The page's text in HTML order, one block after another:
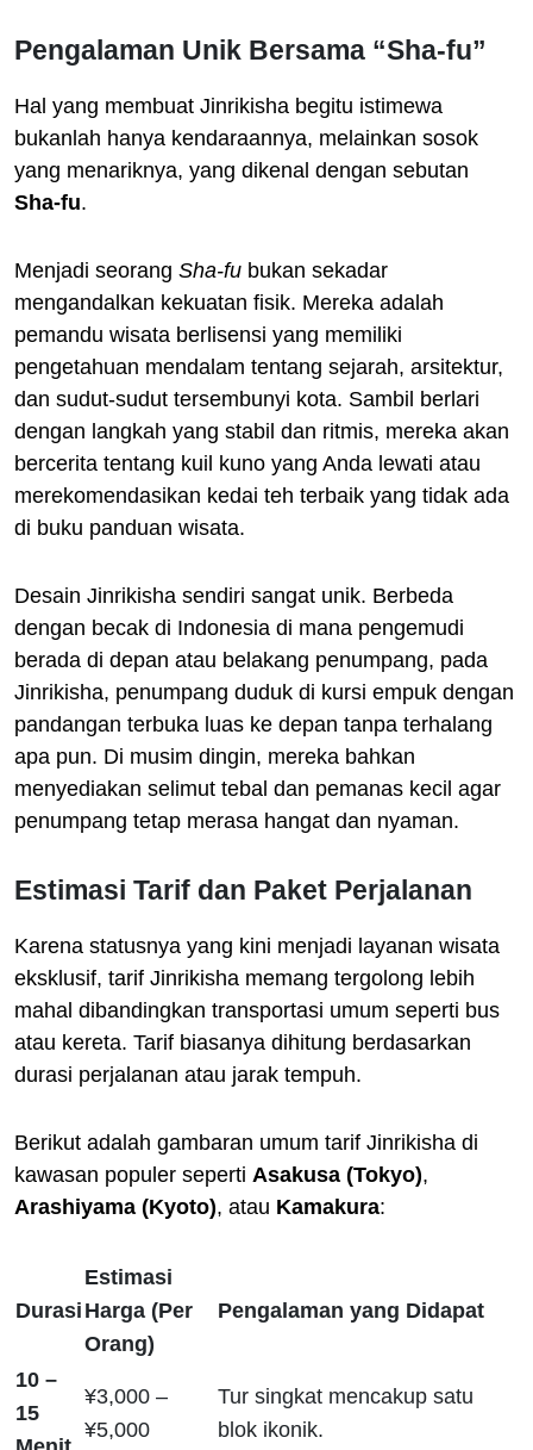
Pengalaman Unik Bersama “Sha-fu”
Hal yang membuat Jinrikisha begitu istimewa
bukanlah hanya kendaraannya, melainkan sosok
yang menariknya, yang dikenal dengan sebutan
Sha-fu.
Menjadi seorang Sha-fu bukan sekadar
mengandalkan kekuatan fisik. Mereka adalah
pemandu wisata berlisensi yang memiliki
pengetahuan mendalam tentang sejarah, arsitektur,
dan sudut-sudut tersembunyi kota. Sambil berlari
dengan langkah yang stabil dan ritmis, mereka akan
bercerita tentang kuil kuno yang Anda lewati atau
merekomendasikan kedai teh terbaik yang tidak ada
di buku panduan wisata.
Desain Jinrikisha sendiri sangat unik. Berbeda
dengan becak di Indonesia di mana pengemudi
berada di depan atau belakang penumpang, pada
Jinrikisha, penumpang duduk di kursi empuk dengan
pandangan terbuka luas ke depan tanpa terhalang
apa pun. Di musim dingin, mereka bahkan
menyediakan selimut tebal dan pemanas kecil agar
penumpang tetap merasa hangat dan nyaman.
Estimasi Tarif dan Paket Perjalanan
Karena statusnya yang kini menjadi layanan wisata
eksklusif, tarif Jinrikisha memang tergolong lebih
mahal dibandingkan transportasi umum seperti bus
atau kereta. Tarif biasanya dihitung berdasarkan
durasi perjalanan atau jarak tempuh.
Berikut adalah gambaran umum tarif Jinrikisha di
kawasan populer seperti Asakusa (Tokyo),
Arashiyama (Kyoto), atau Kamakura:
Durasi
Estimasi
Harga (Per
Orang)
Pengalaman yang Didapat
10 –
15
¥3,000 –
¥5,000
Tur singkat mencakup satu
blok ikonik.